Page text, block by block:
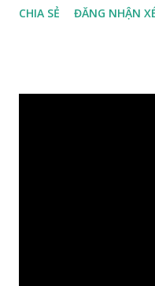
đội ngũ gia sư giỏi Toán,
CHIA SẺ ĐĂNG NHẬN